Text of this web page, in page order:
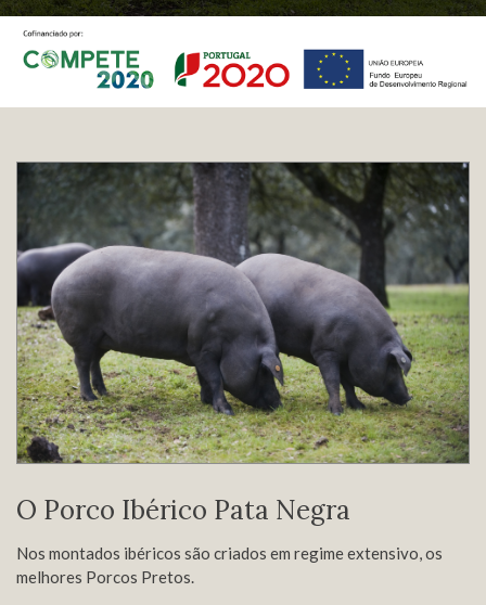
O Porco Ibérico Pata Negra
Nos montados ibéricos são criados em regime extensivo, os
melhores Porcos Pretos.